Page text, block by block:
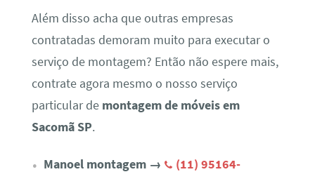
Além disso acha que outras empresas
contratadas demoram muito para executar o
serviço de montagem? Então não espere mais,
contrate agora mesmo o nosso serviço
particular de montagem de móveis em
Sacomã SP.
Manoel montagem →
(11) 95164-